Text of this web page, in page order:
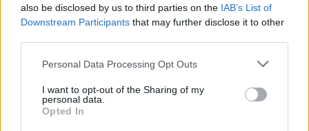
also be disclosed by us to third parties on the IAB’s List of
Downstream Participants that may further disclose it to other
Personal Data Processing Opt Outs
I want to opt-out of the Sharing of my
personal data.
Opted In
ITM
miskolci egyetem
egyetemek átalakítása
Moholy-Nagy Művészeti Egyetem
Bódis József
soproni egyetem
belföld